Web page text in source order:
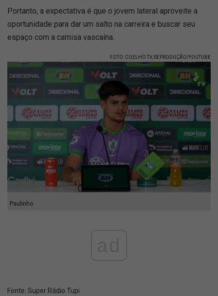
Portanto, a expectativa é que o jovem lateral aproveite a
oportunidade para dar um salto na carreira e buscar seu
espaço com a camisa vascaína.
FOTO: COELHO TV, REPRODUÇÃO/YOUTUBE
Paulinho
Fonte: Super Rádio Tupi